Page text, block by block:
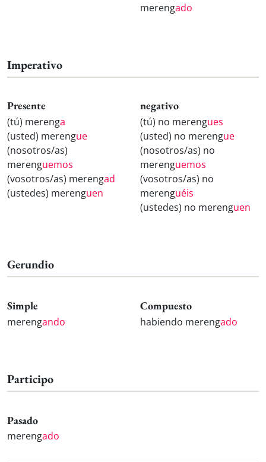
merengado
Imperativo
Presente
(tú) merenga
(usted) merengue
(nosotros/as)
merenguemos
(vosotros/as) merengad
(ustedes) merenguen
negativo
(tú) no merengues
(usted) no merengue
(nosotros/as) no
merenguemos
(vosotros/as) no
merenguéis
(ustedes) no merenguen
Gerundio
Simple
merengando
Compuesto
habiendo merengado
Participo
Pasado
merengado